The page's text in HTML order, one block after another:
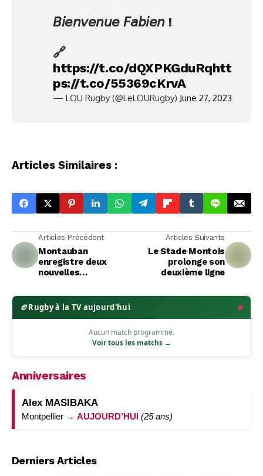
𝘉𝘪𝘦𝘯𝘷𝘦𝘯𝘶𝘦 𝘍𝘢𝘣𝘪𝘦𝘯 !
🔗
https://t.co/dQXPKGduRqhtt
ps://t.co/55369cKrvA
— LOU Rugby (@LeLOURugby) June 27, 2023
Articles Similaires :
Articles Précédent
Montauban
enregistre deux
nouvelles
Articles Suivants
Le Stade Montois
prolonge son
deuxième ligne
🏉Rugby à la TV aujourd'hui
Aucun match programmé.
Voir tous les matchs →
Anniversaires
Alex MASIBAKA
Montpellier → AUJOURD’HUI (25 ans)
Derniers Articles